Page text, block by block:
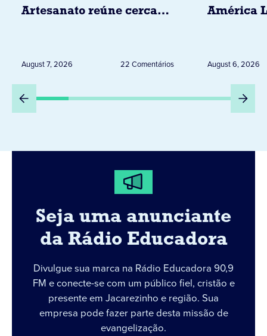
Artesanato reúne cerca
August 7, 2026 22 Comentários
América
Peru
August 6, 2026
Seja uma anunciante
da Rádio Educadora
Divulgue sua marca na Rádio Educadora 90,9
FM e conecte-se com um público fiel, cristão e
presente em Jacarezinho e região. Sua
empresa pode fazer parte desta missão de
evangelização.